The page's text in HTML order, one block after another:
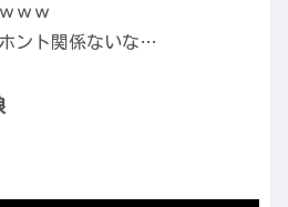
ｗｗ
ント関係ないな…